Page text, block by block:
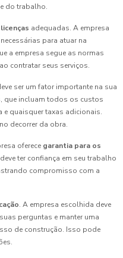
do trabalho.
adequadas. A empresa
para atuar na
a empresa segue as normas
contratar seus serviços.
ser um fator importante na sua
que incluam todos os custos
e quaisquer taxas adicionais.
decorrer da obra.
oferece garantia para os
ter confiança em seu trabalho
compromisso com a
. A empresa escolhida deve
perguntas e manter uma
de construção. Isso pode